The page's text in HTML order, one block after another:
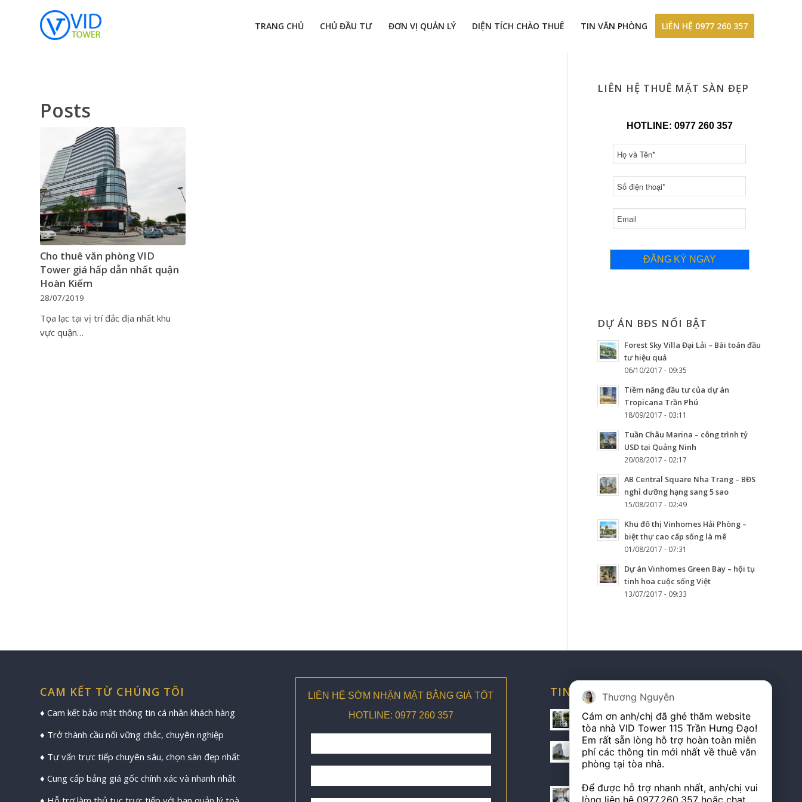
TRANG CHỦ CHỦ ĐẦU TƯ ĐƠN VỊ QUẢN LÝ DIỆN TÍCH CHÀO THUÊ TIN VĂN PHÒNG LIÊN HỆ 0977 260 357
Posts
Cho thuê văn phòng VID
Tower giá hấp dẫn nhất quận
Hoàn Kiếm
28/07/2019
Tọa lạc tại vị trí đắc địa nhất khu
vực quận…
LIÊN HỆ THUÊ MẶT SÀN ĐẸP
HOTLINE: 0977 260 357
DỰ ÁN BĐS NỔI BẬT
Forest Sky Villa Đại Lải – Bài toán đầu
tư hiệu quả
06/10/2017 - 09:35
Tiềm năng đầu tư của dự án
Tropicana Trần Phú
18/09/2017 - 03:11
Tuần Châu Marina – công trình tỷ
USD tại Quảng Ninh
20/08/2017 - 02:17
AB Central Square Nha Trang – BĐS
nghỉ dưỡng hạng sang 5 sao
15/08/2017 - 02:49
Khu đô thị Vinhomes Hải Phòng –
biệt thự cao cấp sống là mê
01/08/2017 - 07:31
Dự án Vinhomes Green Bay – hội tụ
tinh hoa cuộc sống Việt
13/07/2017 - 09:33
CAM KẾT TỪ CHÚNG TÔI
♦ Cam kết bảo mật thông tin cá nhân khách hàng
♦ Trở thành cầu nối vững chắc, chuyên nghiệp
♦ Tư vấn trực tiếp chuyên sâu, chọn sàn đẹp nhất
♦ Cung cấp bảng giá gốc chính xác và nhanh nhất
LIÊN HỆ SỚM NHẬN MẶT BẰNG GIÁ TỐT
HOTLINE: 0977 260 357
TIN TỨC CHO THUÊ
Vị trí vàng kết nối của tòa nhà ACB Office Building
24/01/2020 - 14:56
Cho thuê văn phòng VID Tower giá hấp dẫn nhất
quận Hoàn Kiếm
28/07/2019 - 14:42
Cho thuê diện tích linh hoạt tại tòa VID Tower
Thương Nguyễn
Cám ơn anh/chị đã ghé thăm website
tòa nhà VID Tower 115 Trần Hưng Đạo!
Em rất sẵn lòng hỗ trợ hoàn toàn miễn
phí các thông tin mới nhất về thuê văn
phòng tại tòa nhà.
Để được hỗ trợ nhanh nhất, anh/chị vui
lòng liên hệ 0977.260.357 hoặc chat
Thương Nguyễn
Cám ơn anh/chị đã ghé thăm website
tòa nhà VID Tower 115 Trần Hưng Đạo!
Em rất sẵn lòng hỗ trợ hoàn toàn miễn
phí các thông tin mới nhất về thuê văn
phòng tại tòa nhà.
Để được hỗ trợ nhanh nhất, anh/chị vui
lòng liên hệ 0977.260.357 hoặc chat